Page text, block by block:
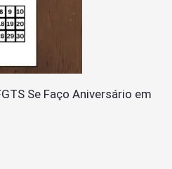
Se Faço Aniversário em